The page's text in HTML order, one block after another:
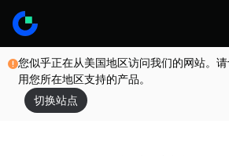
您似乎正在从美国地区访问我们的网站。
用您所在地区支持的产品。
切换站点